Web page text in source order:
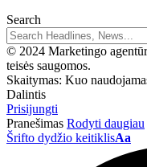
Search
© 2024 Marketingo
teisės saugomos.
Skaitymas: Kuo
Dalintis
Prisijungti
Pranešimas Rodyti daugiau
Šrifto dydžio keitiklisAa